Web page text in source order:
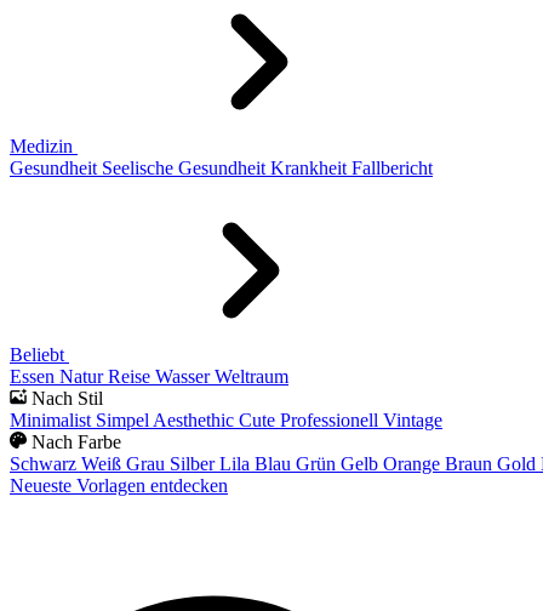
Medizin
Gesundheit Seelische Gesundheit Krankheit Fallbericht
Beliebt
Essen Natur Reise Wasser Weltraum
Nach Stil
Minimalist Simpel Aesthethic Cute Professionell Vintage
Nach Farbe
Schwarz Weiß Grau Silber Lila Blau Grün Gelb Orange Braun Gold
Neueste Vorlagen entdecken